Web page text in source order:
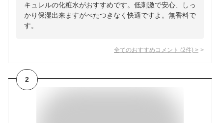
キュレルの化粧水がおすすめです。低刺激で安心、しっ
かり保湿出来ますがべたつきなく快適ですよ。無香料で
す。
全てのおすすめコメント (2件) >
2